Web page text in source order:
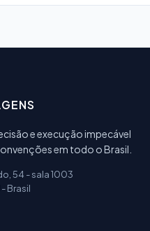
e execução impecável
em todo o Brasil.
54 - sala 1003
Brasil